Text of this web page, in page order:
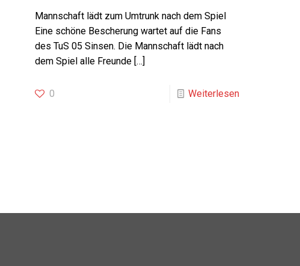
Mannschaft lädt zum Umtrunk nach dem Spiel
Eine schöne Bescherung wartet auf die Fans
des TuS 05 Sinsen. Die Mannschaft lädt nach
dem Spiel alle Freunde […]
0 Weiterlesen